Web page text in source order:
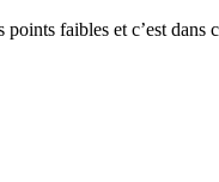
faibles et c’est